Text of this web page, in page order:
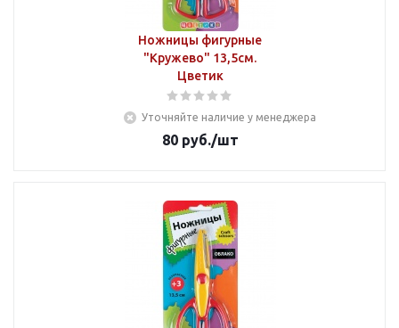
Ножницы фигурные
"Кружево" 13,5см.
Цветик
Уточняйте наличие у менеджера
80руб./шт